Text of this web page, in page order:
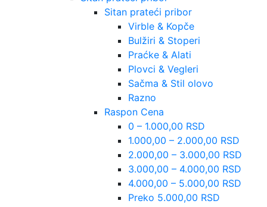
Sitan prateći pribor
Virble & Kopče
Bulžiri & Stoperi
Praćke & Alati
Plovci & Vegleri
Sačma & Stil olovo
Razno
Raspon Cena
0 – 1.000,00 RSD
1.000,00 – 2.000,00 RSD
2.000,00 – 3.000,00 RSD
3.000,00 – 4.000,00 RSD
4.000,00 – 5.000,00 RSD
Preko 5.000,00 RSD